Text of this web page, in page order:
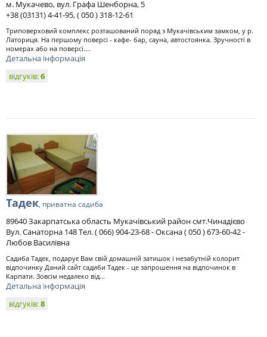
м. Мукачево, вул. Графа Шенборна, 5
+38 (03131) 4-41-95, ( 050 ) 318-12-61
Триповерховий комплекс розташований поряд з Мукачівським замком, у р.
Латориця. На першому поверсі - кафе- бар, сауна, автостоянка. Зручності в
номерах або на поверсі....
Детальна інформація
відгуків:6
Тадек, приватна садиба
89640 Закарпатська область Мукачівський район смт.Чинадієво
Вул. Санаторна 148 Тел. ( 066) 904-23-68 - Оксана ( 050 ) 673-60-42 -
Любов Василівна
Садиба Тадек, подарує Вам свій домашній затишок і незабутній колорит
відпочинку Даний сайт садиби Тадек - це запрошення на відпочинок в
Карпати. Зовсім недалеко від...
Детальна інформація
відгуків:8